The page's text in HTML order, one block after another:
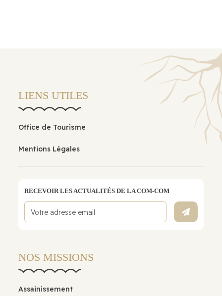
LIENS UTILES
Office de Tourisme
Mentions Légales
RECEVOIR LES ACTUALITÉS DE LA COM-COM
NOS MISSIONS
Assainissement